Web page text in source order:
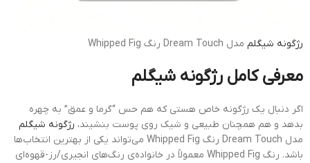
رژگونه شیگلم مدل Dream Touch رنگ Whipped Fig
معرفی کامل رژگونه شیگلم
اگر دنبال یک رژگونه خاص هستی که هم حس “گرما و عمق” به چهره
بدهد و هم همچنان طبیعی و شیک روی پوست بنشیند، رژگونه شیگلم
مدل Dream Touch رنگ Whipped Fig می‌تواند یکی از بهترین انتخاب‌ها
باشد. رنگ Whipped Fig معمولاً در خانواده‌ی رنگ‌های انجیری/رز-قهوه‌ای